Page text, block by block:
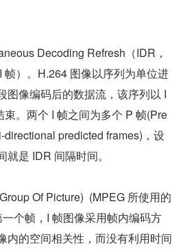
Decoding Refresh（IDR，
帧）。H.264 图像以序列为单位进
图像编码后的数据流，该序列以 I
。两个 I 帧之间为多个 P 帧(Pre
predicted frames)，设
是 IDR 间隔时间。
Of Picture)  (MPEG 所使用的
个帧，I 帧图像采用帧内编码方
内的空间相关性，而没有利用时间